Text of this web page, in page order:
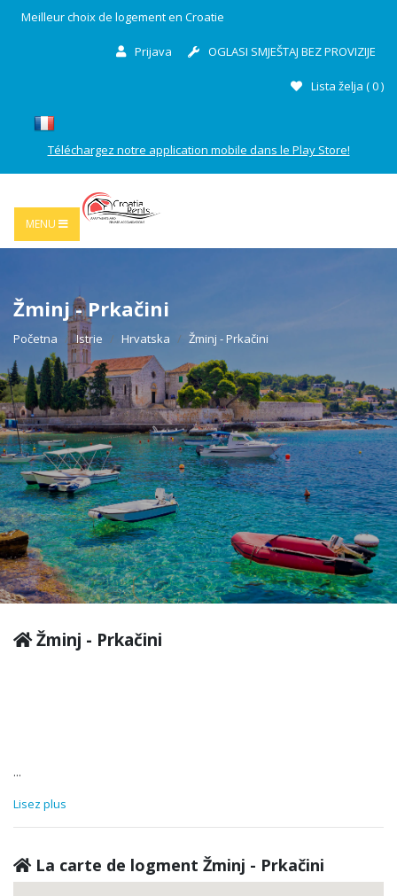
Meilleur choix de logement en Croatie
Prijava OGLASI SMJEŠTAJ BEZ PROVIZIJE
Lista želja (0)
Téléchargez notre application mobile dans le Play Store!
MENU
Žminj - Prkačini
Početna Istrie Hrvatska Žminj - Prkačini
Žminj - Prkačini
...
Lisez plus
La carte de logment Žminj - Prkačini